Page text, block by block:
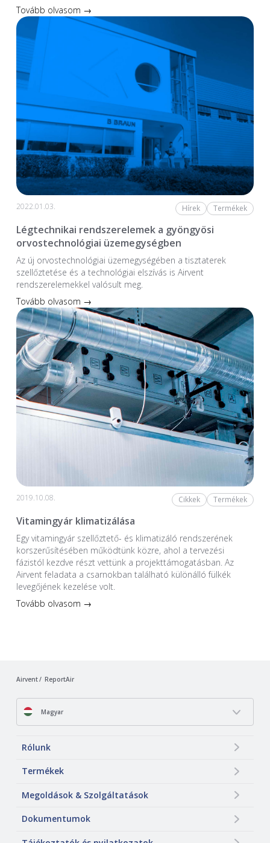
Tovább olvasom →
2022.01.03. Hírek Termékek
Légtechnikai rendszerelemek a gyöngyösi
orvostechnológiai üzemegységben
Az új orvostechnológiai üzem­egységében a tiszta­terek
szellőztetése és a technológiai elszívás is Airvent
rendszerelemekkel valósult meg.
Tovább olvasom →
2019.10.08. Cikkek Termékek
Vitamingyár klimatizálása
Egy vitamingyár szellőztető- és klimatizáló rendszerének
korszerűsítésében működtünk közre, ahol a tervezési
fázistól kezdve részt vettünk a projekttámogatásban. Az
Airvent feladata a csarnokban található különálló fülkék
levegőjének kezelése volt.
Tovább olvasom →
Airvent ReportAir
Magyar
Rólunk
Termékek
Megoldások & Szolgáltatások
Dokumentumok